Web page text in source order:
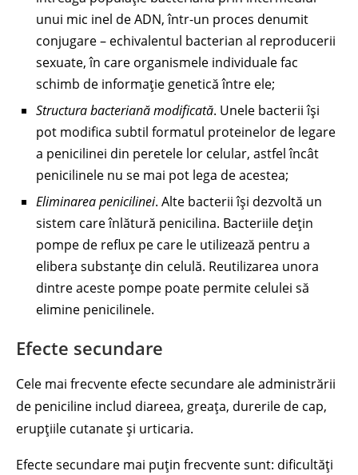
unui mic inel de ADN, într-un proces denumit
conjugare – echivalentul bacterian al reproducerii
sexuate, în care organismele individuale fac
schimb de informație genetică între ele;
Structura bacteriană modificată. Unele bacterii își
pot modifica subtil formatul proteinelor de legare
a penicilinei din peretele lor celular, astfel încât
penicilinele nu se mai pot lega de acestea;
Eliminarea penicilinei. Alte bacterii își dezvoltă un
sistem care înlătură penicilina. Bacteriile dețin
pompe de reflux pe care le utilizează pentru a
elibera substanțe din celulă. Reutilizarea unora
dintre aceste pompe poate permite celulei să
elimine penicilinele.
Efecte secundare
Cele mai frecvente efecte secundare ale administrării
de peniciline includ diareea, greața, durerile de cap,
erupțiile cutanate și urticaria.
Efecte secundare mai puțin frecvente sunt: dificultăți